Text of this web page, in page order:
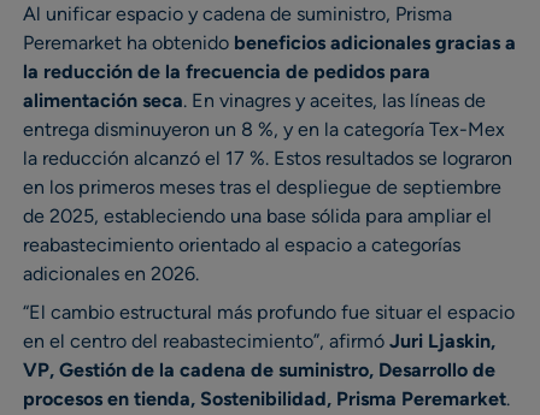
Al unificar espacio y cadena de suministro, Prisma
Peremarket ha obtenido beneficios adicionales gracias a
la reducción de la frecuencia de pedidos para
alimentación seca. En vinagres y aceites, las líneas de
entrega disminuyeron un 8 %, y en la categoría Tex-Mex
la reducción alcanzó el 17 %. Estos resultados se lograron
en los primeros meses tras el despliegue de septiembre
de 2025, estableciendo una base sólida para ampliar el
reabastecimiento orientado al espacio a categorías
adicionales en 2026.
“El cambio estructural más profundo fue situar el espacio
en el centro del reabastecimiento”, afirmó Juri Ljaskin,
VP, Gestión de la cadena de suministro, Desarrollo de
procesos en tienda, Sostenibilidad, Prisma Peremarket.